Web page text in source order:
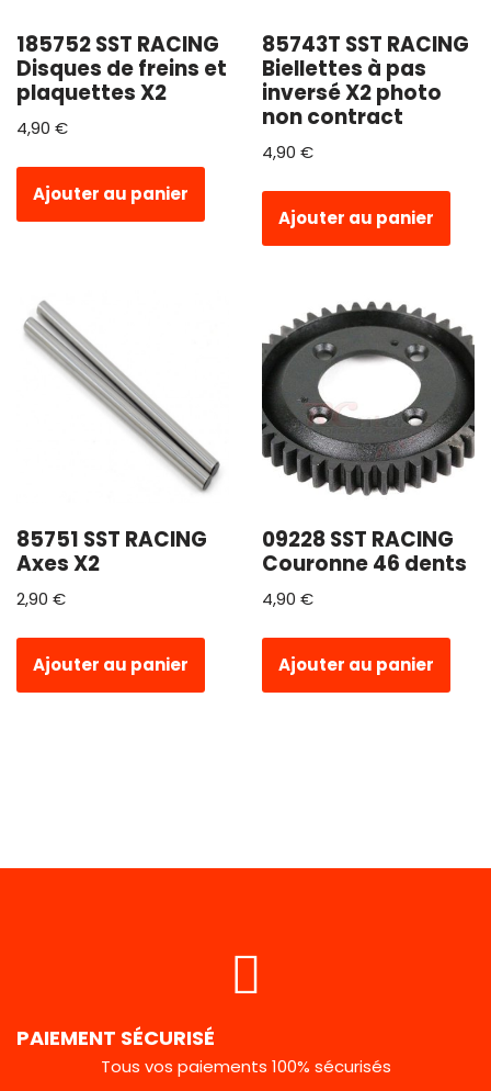
185752 SST RACING
Disques de freins et
plaquettes X2
4,90 €
Ajouter au panier
85743T SST RACING
Biellettes à pas
inversé X2 photo
non contract
4,90 €
Ajouter au panier
85751 SST RACING
Axes X2
2,90 €
Ajouter au panier
09228 SST RACING
Couronne 46 dents
4,90 €
Ajouter au panier
PAIEMENT SÉCURISÉ
Tous vos paiements 100% sécurisés